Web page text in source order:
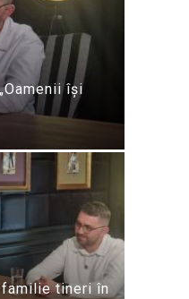
își
familie tineri în